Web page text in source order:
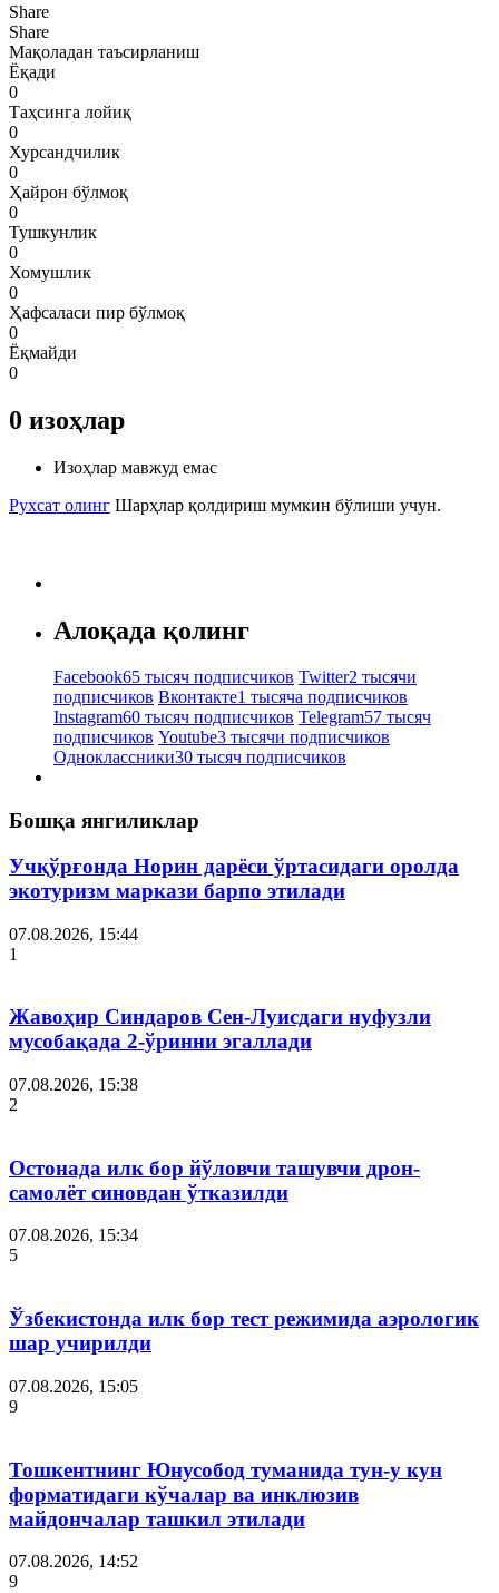
Share
Share
Мақоладан таъсирланиш
Ёқади
0
Таҳсинга лойиқ
0
Хурсандчилик
0
Ҳайрон бўлмоқ
0
Тушкунлик
0
Хомушлик
0
Ҳафсаласи пир бўлмоқ
0
Ёқмайди
0
0 изоҳлар
Изоҳлар мавжуд емас
Рухсат олинг Шарҳлар қолдириш мумкин бўлиши учун.
Алоқада қолинг
Facebook65 тысяч подписчиков Twitter2 тысячи
подписчиков Вконтакте1 тысяча подписчиков
Instagram60 тысяч подписчиков Telegram57 тысяч
подписчиков Youtube3 тысячи подписчиков
Одноклассники30 тысяч подписчиков
Бошқа янгиликлар
Учқўрғонда Норин дарёси ўртасидаги оролда
экотуризм маркази барпо этилади
07.08.2026, 15:44
1
Жавоҳир Синдаров Сен-Луисдаги нуфузли
мусобақада 2-ўринни эгаллади
07.08.2026, 15:38
2
Остонада илк бор йўловчи ташувчи дрон-
самолёт синовдан ўтказилди
07.08.2026, 15:34
5
Ўзбекистонда илк бор тест режимида аэрологик
шар учирилди
07.08.2026, 15:05
9
Тошкентнинг Юнусобод туманида тун-у кун
форматидаги кўчалар ва инклюзив
майдончалар ташкил этилади
07.08.2026, 14:52
9